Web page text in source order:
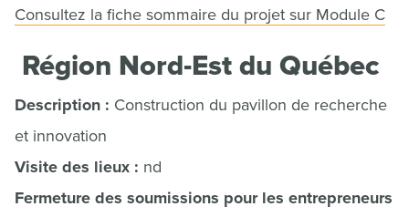
Consultez la fiche sommaire du projet sur Module C
Région Nord-Est du Québec
Description : Construction du pavillon de recherche
et innovation
Visite des lieux : nd
Fermeture des soumissions pour les entrepreneurs